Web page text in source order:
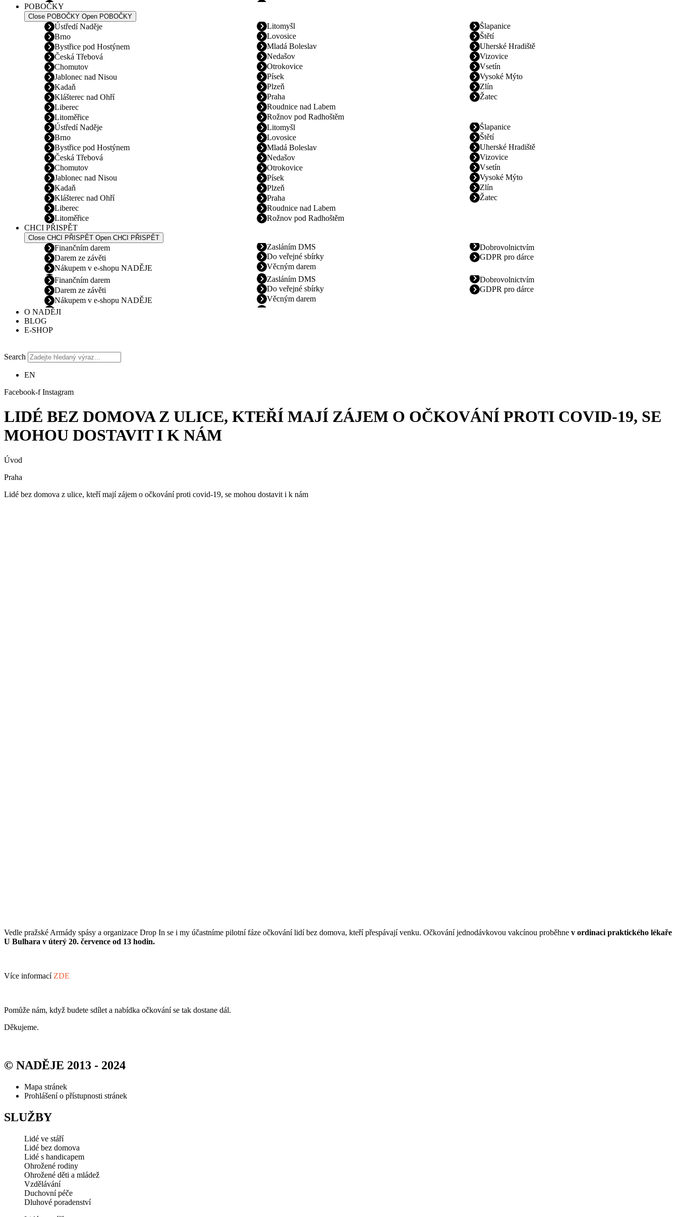
POBOČKY
Close POBOČKY Open POBOČKY
Ústředí Naděje
Brno
Bystřice pod Hostýnem
Česká Třebová
Chomutov
Jablonec nad Nisou
Kadaň
Klášterec nad Ohří
Liberec
Litoměřice
Litomyšl
Lovosice
Mladá Boleslav
Nedašov
Otrokovice
Písek
Plzeň
Praha
Roudnice nad Labem
Rožnov pod Radhoštěm
Šlapanice
Štětí
Uherské Hradiště
Vizovice
Vsetín
Vysoké Mýto
Zlín
Žatec
Ústředí Naděje
Brno
Bystřice pod Hostýnem
Česká Třebová
Chomutov
Jablonec nad Nisou
Kadaň
Klášterec nad Ohří
Liberec
Litoměřice
Litomyšl
Lovosice
Mladá Boleslav
Nedašov
Otrokovice
Písek
Plzeň
Praha
Roudnice nad Labem
Rožnov pod Radhoštěm
Šlapanice
Štětí
Uherské Hradiště
Vizovice
Vsetín
Vysoké Mýto
Zlín
Žatec
CHCI PŘISPĚT
Close CHCI PŘISPĚT Open CHCI PŘISPĚT
Finančním darem
Darem ze závěti
Nákupem v e-shopu NADĚJE
Zasláním DMS
Do veřejné sbírky
Věcným darem
Dobrovolnictvím
GDPR pro dárce
Finančním darem
Darem ze závěti
Nákupem v e-shopu NADĚJE
Zasláním DMS
Do veřejné sbírky
Věcným darem
Dobrovolnictvím
GDPR pro dárce
O NADĚJI
BLOG
E-SHOP
Search
EN
Facebook-f Instagram
LIDÉ BEZ DOMOVA Z ULICE, KTEŘÍ MAJÍ ZÁJEM O OČKOVÁNÍ PROTI COVID-19, SE
MOHOU DOSTAVIT I K NÁM
Úvod
Praha
Lidé bez domova z ulice, kteří mají zájem o očkování proti covid-19, se mohou dostavit i k nám
Vedle pražské Armády spásy a organizace Drop In se i my účastníme pilotní fáze očkování lidí bez domova, kteří přespávají venku. Očkování jednodávkovou vakcínou proběhne v ordinaci praktického lékaře
U Bulhara v úterý 20. července od 13 hodin.
Více informací ZDE
Pomůže nám, když budete sdílet a nabídka očkování se tak dostane dál.
Děkujeme.
© NADĚJE 2013 - 2024
Mapa stránek
Prohlášení o přístupnosti stránek
SLUŽBY
Lidé ve stáří
Lidé bez domova
Lidé s handicapem
Ohrožené rodiny
Ohrožené děti a mládež
Vzdělávání
Duchovní péče
Dluhové poradenství